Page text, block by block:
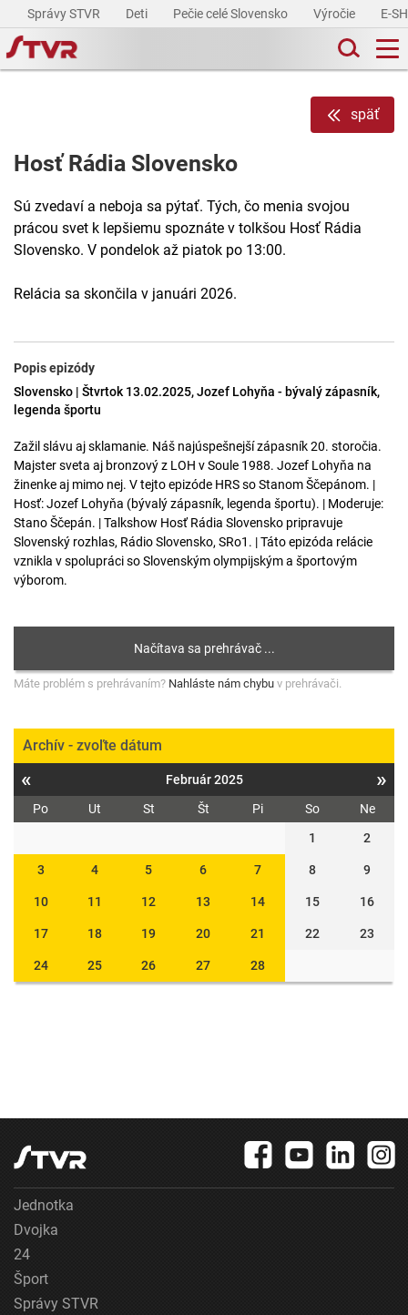
Správy STVR Deti Pečie celé Slovensko Výročie E-
späť
Hosť Rádia Slovensko
Sú zvedaví a neboja sa pýtať. Tých, čo menia svojou
prácou svet k lepšiemu spoznáte v tolkšou Hosť Rádia
Slovensko. V pondelok až piatok po 13:00.
Relácia sa skončila v januári 2026.
Popis epizódy
Slovensko | Štvrtok 13.02.2025, Jozef Lohyňa - bývalý zápasník,
legenda športu
Zažil slávu aj sklamanie. Náš najúspešnejší zápasník 20. storočia.
Majster sveta aj bronzový z LOH v Soule 1988. Jozef Lohyňa na
žinenke aj mimo nej. V tejto epizóde HRS so Stanom Ščepánom. |
Hosť: Jozef Lohyňa (bývalý zápasník, legenda športu). | Moderuje:
Stano Ščepán. | Talkshow Hosť Rádia Slovensko pripravuje
Slovenský rozhlas, Rádio Slovensko, SRo1. | Táto epizóda relácie
vznikla v spolupráci so Slovenským olympijským a športovým
výborom.
Máte problém s prehrávaním? Nahláste nám chybu v prehrávači.
Archív - zvoľte dátum
« Február 2025 »
Po Ut St Št Pi So
Ne
1
2
3 4 5 6 7 8 9
10 11 12 13 14 15 16
17 18 19 20 21 22 23
24 25 26 27 28
Jednotka
Dvojka
24
Šport
Správy STVR